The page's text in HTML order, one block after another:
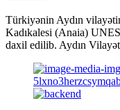
Türkiyənin Aydın
Kadıkalesi (Anaia)
daxil edilib. Aydın